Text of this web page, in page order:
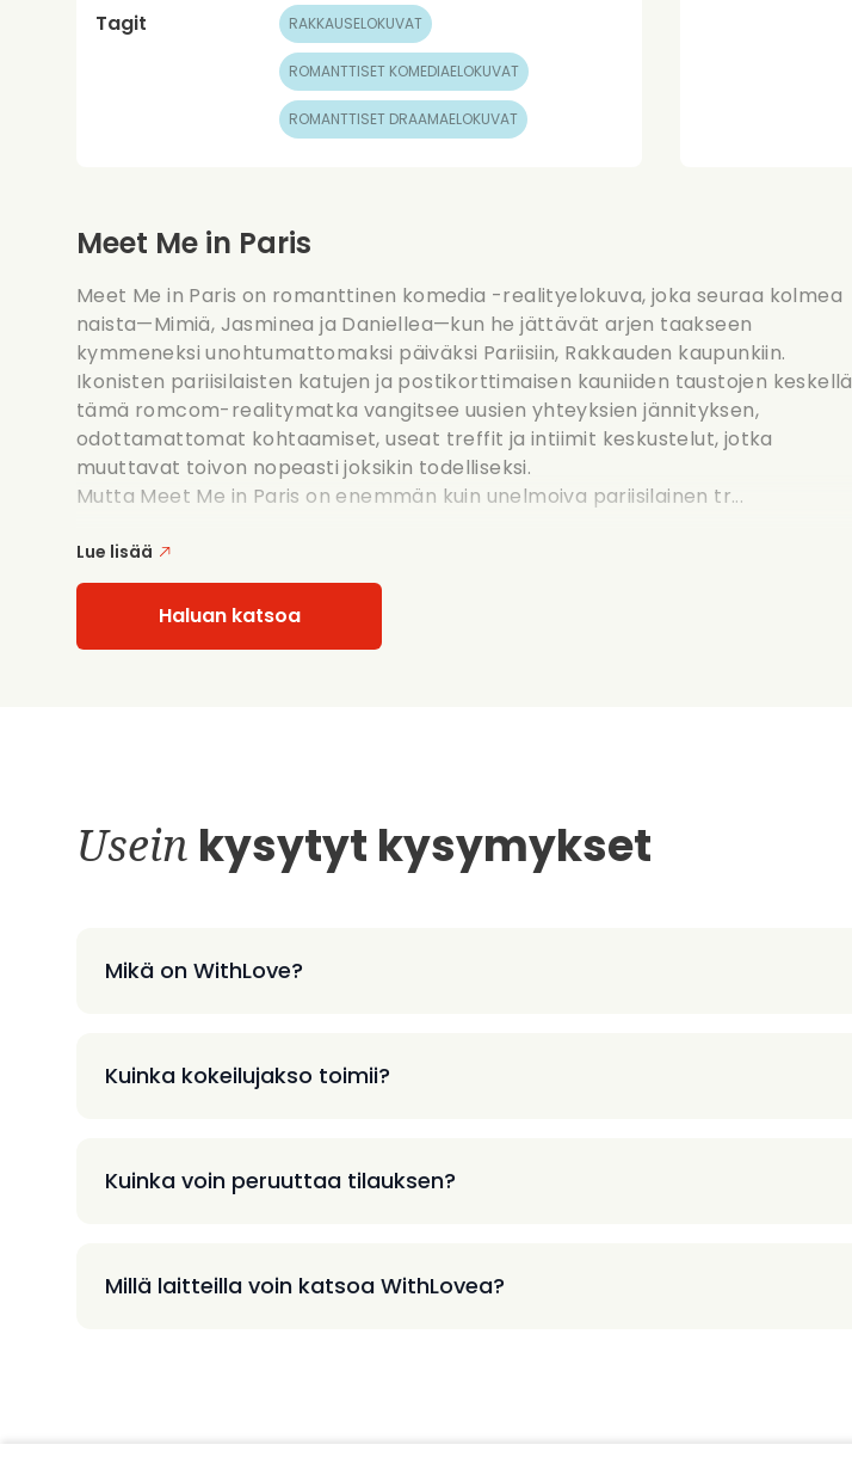
Tagit RAKKAUSELOKUVAT
ROMANTTISET KOMEDIAELOKUVAT
ROMANTTISET DRAAMAELOKUVAT
Meet Me in Paris
Meet Me in Paris on romanttinen komedia -realityelokuva, joka seuraa kolmea
naista—Mimiä, Jasminea ja Daniellea—kun he jättävät arjen taakseen
kymmeneksi unohtumattomaksi päiväksi Pariisiin, Rakkauden kaupunkiin.
Ikonisten pariisilaisten katujen ja postikorttimaisen kauniiden taustojen keskellä
tämä romcom-realitymatka vangitsee uusien yhteyksien jännityksen,
odottamattomat kohtaamiset, useat treffit ja intiimit keskustelut, jotka
muuttavat toivon nopeasti joksikin todelliseksi.
Mutta Meet Me in Paris on enemmän kuin unelmoiva pariisilainen tr...
Lue lisää
Haluan katsoa
Usein kysytyt kysymykset
Mikä on WithLove?
Kuinka kokeilujakso toimii?
Kuinka voin peruuttaa tilauksen?
Millä laitteilla voin katsoa WithLovea?